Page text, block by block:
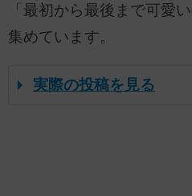
「最初から最後まで可愛
集めています。
実際の投稿を見る